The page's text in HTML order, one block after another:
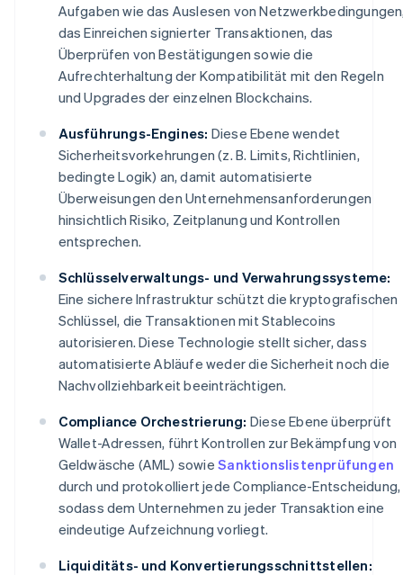
Aufgaben wie das Auslesen von
das Einreichen signierter Transaktionen, das
Überprüfen von Bestätigungen sowie die
Aufrechterhaltung der Kompatibilität mit den Regeln
und Upgrades der einzelnen Blockchains.
Ausführungs-Engines: Diese Ebene wendet
Sicherheitsvorkehrungen (z. B. Limits, Richtlinien,
bedingte Logik) an, damit automatisierte
Überweisungen den Unternehmensanforderungen
hinsichtlich Risiko, Zeitplanung und Kontrollen
entsprechen.
Schlüsselverwaltungs- und Verwahrungssysteme:
Eine sichere Infrastruktur schützt die kryptografischen
Schlüssel, die Transaktionen mit Stablecoins
autorisieren. Diese Technologie stellt sicher, dass
automatisierte Abläufe weder die Sicherheit noch die
Nachvollziehbarkeit beeinträchtigen.
Compliance Orchestrierung: Diese Ebene überprüft
Wallet-Adressen, führt Kontrollen zur Bekämpfung von
Geldwäsche (AML) sowieSanktionslistenprüfungen
durch und protokolliert jede Compliance-Entscheidung,
sodass dem Unternehmen zu jeder Transaktion eine
eindeutige Aufzeichnung vorliegt.
Liquiditäts- und Konvertierungsschnittstellen: